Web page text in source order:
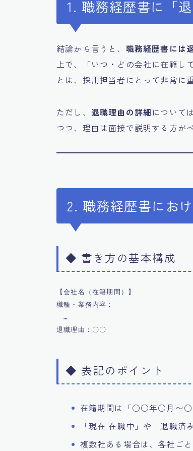
1. 職務経歴書に「
結論から言うと、 職務経歴書には
上で、「いつ・どの会社に在籍し
とは、採用担当者にとって非常に
ただし、 退職理由の詳細 について
つつ、理由は面接で説明する方が
2. 職務経歴書にお
◆ 書き方の基本構成
【会社名（在籍期間）】
職種・業務内容：
…
◆ 表記のポイント
在籍期間は「○○年○月〜
「現在 在職中」や「退職
複数社ある場合は、各社ご